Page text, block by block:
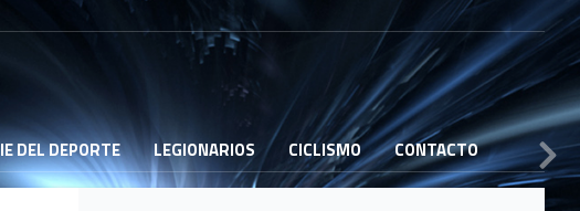
DEL DEPORTE LEGIONARIOS CICLISMO CONTACTO